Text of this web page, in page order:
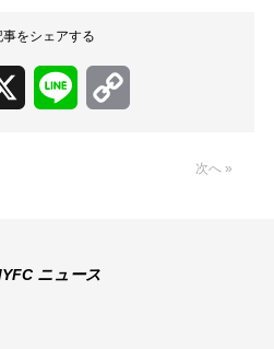
事をシェアする
Line
次へ »
ニュース